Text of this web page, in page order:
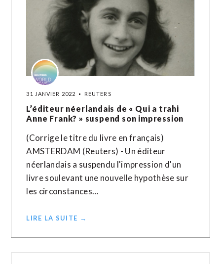
31 JANVIER 2022 REUTERS
L’éditeur néerlandais de « Qui a trahi
Anne Frank? » suspend son impression
(Corrige le titre du livre en français)
AMSTERDAM (Reuters) - Un éditeur
néerlandais a suspendu l'impression d'un
livre soulevant une nouvelle hypothèse sur
les circonstances…
LIRE LA SUITE →